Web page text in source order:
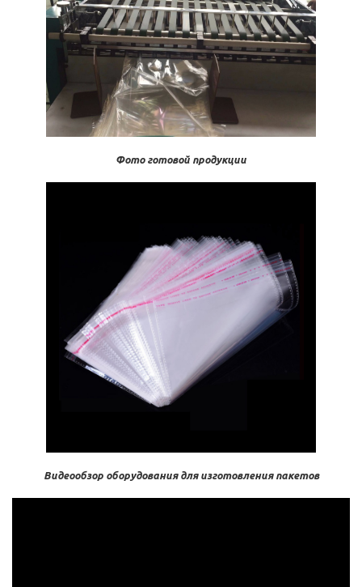
Фото готовой продукции
Видеообзор оборудования для изготовления пакетов